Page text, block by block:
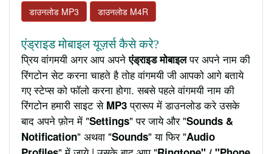
डाउनलोड MP3 डाउनलोड M4R
एंड्राइड मोबाइल यूज़र्स कैसे करे?
प्रिय वांगमयी अगर आप अपनेएंड्राइड मोबाइलपर अपने नाम की
रिंगटोन सेट करना चाहते है तोह वांगमयी जी आपको आगे बताये
गए स्टेप्स को फॉलो करना होगा. सबसे पहले वांगमयी नाम की
रिंगटोन हमारी साइट से MP3प्रारूप में डाउनलोड करे उसके
बाद अपने फ़ोन में "Settings" पर जाये और "Sounds &
Notification" अथवा "Sounds" या फिर "Audio